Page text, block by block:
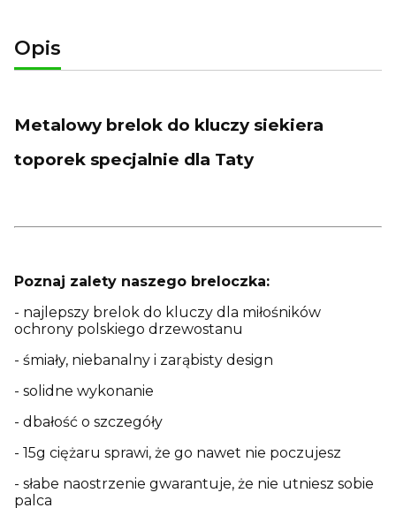
Opis
Metalowy brelok do kluczy siekiera
toporek specjalnie dla Taty
Poznaj zalety naszego breloczka:
- najlepszy brelok do kluczy dla miłośników
ochrony polskiego drzewostanu
- śmiały, niebanalny i zarąbisty design
- solidne wykonanie
- dbałość o szczegóły
- 15g ciężaru sprawi, że go nawet nie poczujesz
- słabe naostrzenie gwarantuje, że nie utniesz sobie
palca